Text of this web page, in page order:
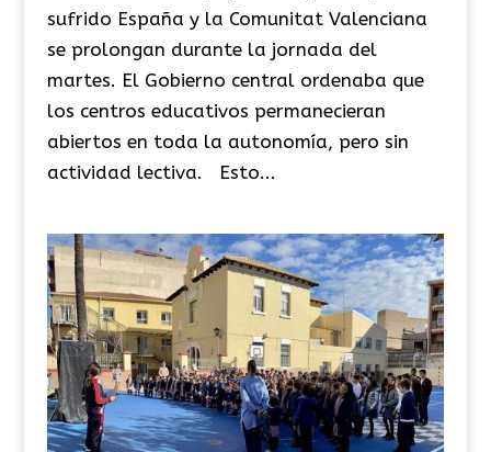
sufrido España y la Comunitat Valenciana
se prolongan durante la jornada del
martes. El Gobierno central ordenaba que
los centros educativos permanecieran
abiertos en toda la autonomía, pero sin
actividad lectiva. Esto...